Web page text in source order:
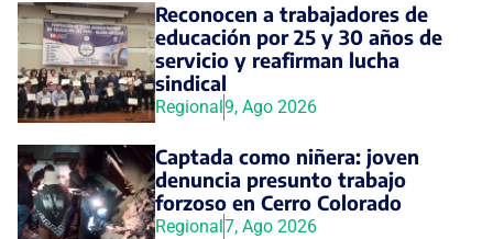
Reconocen a trabajadores de
educación por 25 y 30 años de
servicio y reafirman lucha
sindical
Regional9, Ago 2026
Captada como niñera: joven
denuncia presunto trabajo
forzoso en Cerro Colorado
Regional7, Ago 2026